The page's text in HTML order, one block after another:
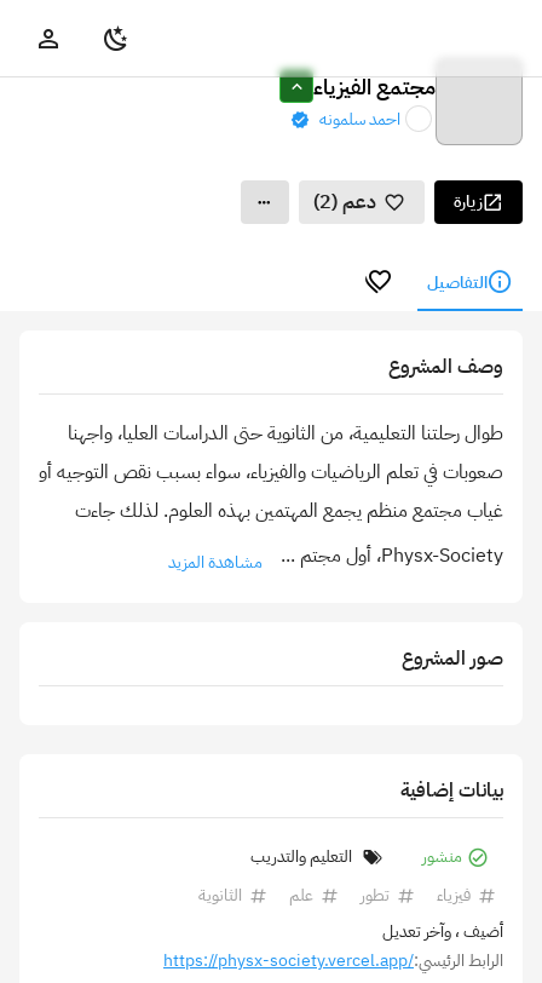
مجتمع الفيزياء
احمد سلمونه
زيارة دعم (2)
التفاصيل
وصف المشروع
طوال رحلتنا التعليمية، من الثانوية حتى الدراسات العليا، واجهنا
صعوبات في تعلم الرياضيات والفيزياء، سواء بسبب نقص التوجيه أو
غياب مجتمع منظم يجمع المهتمين بهذه العلوم. لذلك جاءت
Physx-Society، أول مجتم
... مشاهدة المزيد
صور المشروع
بيانات إضافية
منشور
التعليم والتدريب
فيزياء
تطور علم
الثانوية
أضيف، وآخر تعديل
الرابط الرئيسي:https://physx-society.vercel.app/